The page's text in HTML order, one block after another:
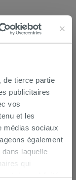
de tierce partie
publicitaires
vos
et les
médias sociaux
également
laquelle
qui
les publicités
CE